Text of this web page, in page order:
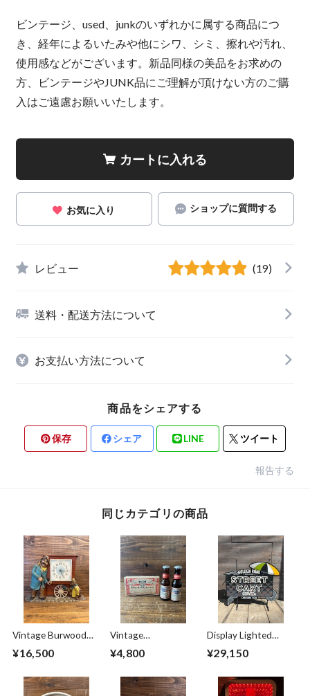
ビンテージ、used、junkのいずれかに属する商品につ
き、経年によるいたみや他にシワ、シミ、擦れや汚れ、
使用感などがございます。新品同様の美品をお求めの
方、ビンテージやJUNK品にご理解が頂けない方のご購
入はご遠慮お願いいたします。
カートに入れる
お気に入り ショップに質問する
レビュー (19)
送料・配送方法について
お支払い方法について
商品をシェアする
保存 シェア LINE ツイート
報告する
同じカテゴリの商品
Vintage Burwood
計 バーウッド社製
¥16,500
Vintage
''Budweiser Lager
ルト&ペッパー バド
ワイザー ミニボト
¥4,800
Display Lighted
Brewing''/ワゴン カ
サイン 看板
¥29,150